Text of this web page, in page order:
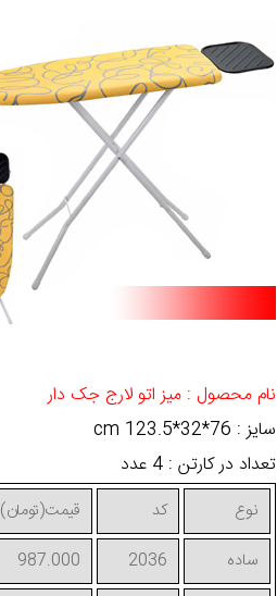
نام محصول : میز اتو لارج جک دار
سایز : 76*32*123.5
cm
تعداد در کارتن : 4 عدد
نوع کد
قیمت(تومان)
ساده
2036
987.000